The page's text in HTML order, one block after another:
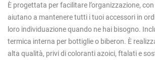
È progettata per facilitare l’organizzazione,
aiutano a mantenere tutti i tuoi accessori in
loro individuazione quando ne hai bisogno.
termica interna per bottiglie o biberon. È
alta qualità, privi di coloranti azoici, ftalati e